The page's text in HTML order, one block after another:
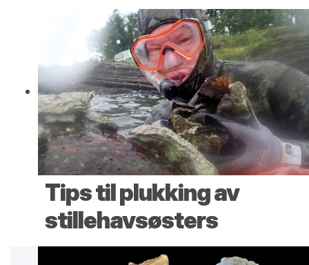
Tips til plukking av
stillehavsøsters